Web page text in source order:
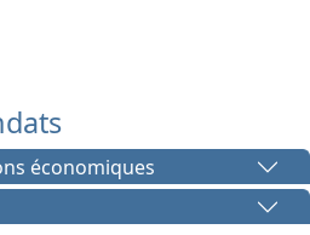
économiques